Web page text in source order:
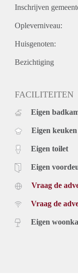
Inschrijven
Opleverniveau:
Huisgenoten:
Bezichtiging
FACILITEITEN
Eigen
Eigen keuken
Eigen toilet
Eigen
Vraag de
Vraag de
Eigen